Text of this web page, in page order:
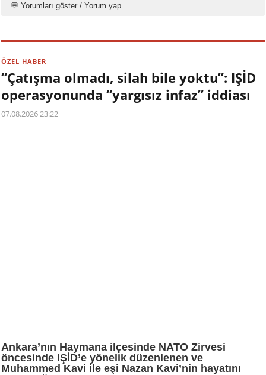
💬 Yorumları göster / Yorum yap
ÖZEL HABER
“Çatışma olmadı, silah bile yoktu”: IŞİD
operasyonunda “yargısız infaz” iddiası
07.08.2026 23:22
Ankara’nın Haymana ilçesinde NATO Zirvesi
öncesinde IŞİD’e yönelik düzenlenen ve
Muhammed Kavi ile eşi Nazan Kavi’nin hayatını